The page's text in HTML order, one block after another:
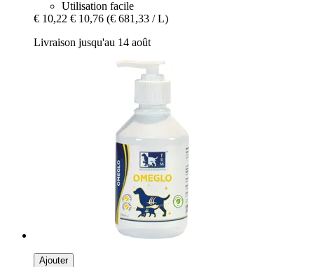
Utilisation facile
€ 10,22 € 10,76 (€ 681,33 / L)
Livraison jusqu'au 14 août
Ajouter